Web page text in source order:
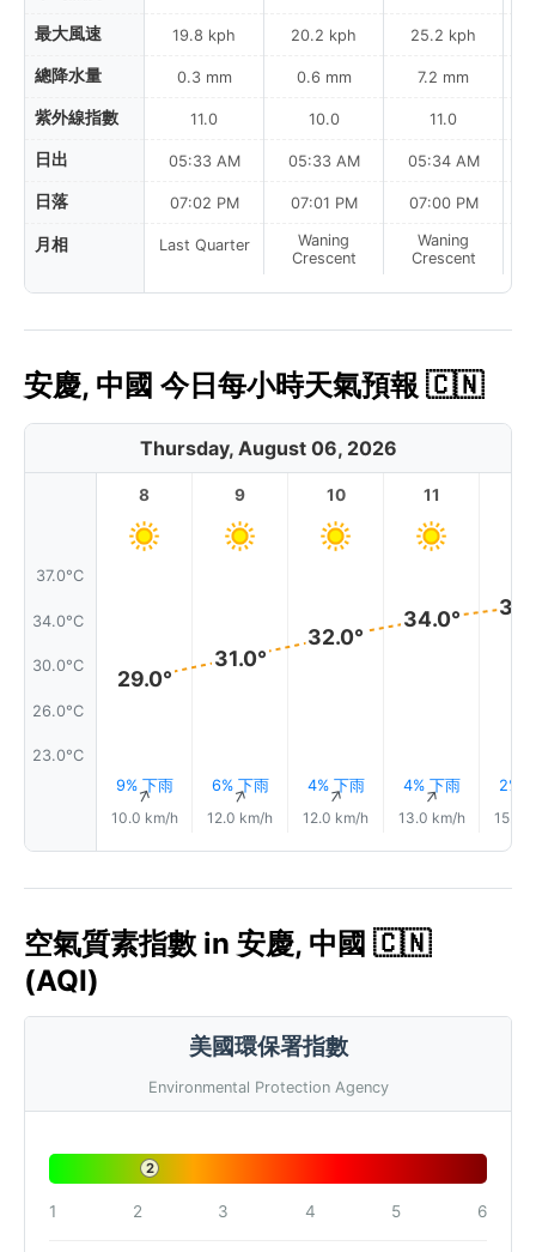
最大風速
總降水量
紫外線指數
日出
日落
月相
19.8 kph
0.3 mm
11.0
05:33 AM
07:02 PM
Last Quarter
20.2 kph
0.6 mm
10.0
05:33 AM
07:01 PM
Waning
Crescent
25.2 kph
7.2 mm
11.0
05:34 AM
07:00 PM
Waning
Crescent
安慶, 中國 今日每小時天氣預報 🇨🇳
Thursday, August 06, 2026
37.0°C
34.0°C
30.0°C
26.0°C
23.0°C
8
29.0°
9% 下雨
↑
10.0 km/h
9
31.0°
6% 下雨
↑
12.0 km/h
10
32.0°
4% 下雨
↑
12.0 km/h
11
34.0°
4% 下雨
↑
13.0 km/h
2%
15.0
空氣質素指數 in 安慶, 中國 🇨🇳
(AQI)
美國環保署指數
Environmental Protection Agency
2
1 2 3 4 5 6